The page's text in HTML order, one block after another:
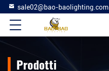
sale02@bao-baolighting.com
Prodotti